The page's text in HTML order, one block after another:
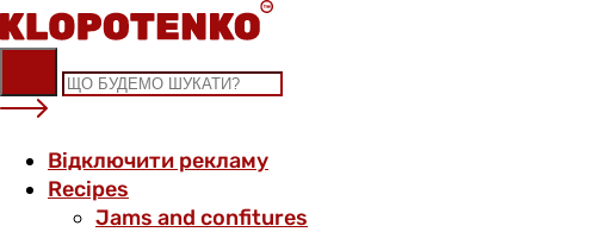
Skip
to
content
Відключити рекламу
Recipes
Jams and confitures